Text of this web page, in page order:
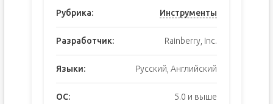
Рубрика: Инструменты
Разработчик: Rainberry, Inc.
Языки: Русский, Английский
ОС: 5.0 и выше